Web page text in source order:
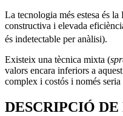
La tecnologia més estesa és
constructiva i elevada
és indetectable per anàlisi).
Existeix una tècnica mixta (
valors encara inferiors a
complex i costós i només
DESCRIPCIÓ DE